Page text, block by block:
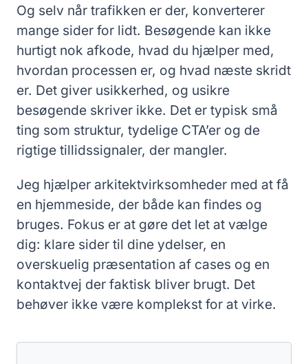
Og selv når trafikken er der, konverterer
mange sider for lidt. Besøgende kan ikke
hurtigt nok afkode, hvad du hjælper med,
hvordan processen er, og hvad næste skridt
er. Det giver usikkerhed, og usikre
besøgende skriver ikke. Det er typisk små
ting som struktur, tydelige CTA’er og de
rigtige tillidssignaler, der mangler.
Jeg hjælper arkitektvirksomheder med at få
en hjemmeside, der både kan findes og
bruges. Fokus er at gøre det let at vælge
dig: klare sider til dine ydelser, en
overskuelig præsentation af cases og en
kontaktvej der faktisk bliver brugt. Det
behøver ikke være komplekst for at virke.